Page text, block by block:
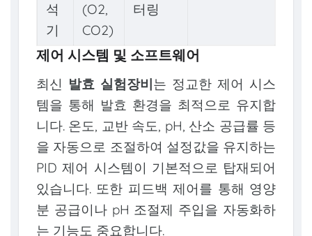
석
기
(O2,
CO2)
터링
제어 시스템 및 소프트웨어
최신 발효 실험장비는 정교한 제어 시스
템을 통해 발효 환경을 최적으로 유지합
니다. 온도, 교반 속도, pH, 산소 공급률 등
을 자동으로 조절하여 설정값을 유지하는
PID 제어 시스템이 기본적으로 탑재되어
있습니다. 또한 피드백 제어를 통해 영양
분 공급이나 pH 조절제 주입을 자동화하
는 기능도 중요합니다.